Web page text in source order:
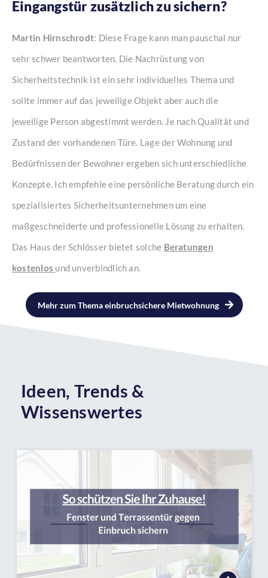
Eingangstür zusätzlich zu sichern?
Martin Hirnschrodt: Diese Frage kann man pauschal nur
sehr schwer beantworten. Die Nachrüstung von
Sicherheitstechnik ist ein sehr individuelles Thema und
sollte immer auf das jeweilige Objekt aber auch die
jeweilige Person abgestimmt werden. Je nach Qualität und
Zustand der vorhandenen Türe. Lage der Wohnung und
Bedürfnissen der Bewohner ergeben sich unterschiedliche
Konzepte. Ich empfehle eine persönliche Beratung durch ein
spezialisiertes Sicherheitsunternehmen um eine
maßgeschneiderte und professionelle Lösung zu erhalten.
Das Haus der Schlösser bietet solche Beratungen
kostenlos und unverbindlich an.
Mehr zum Thema einbruchsichere Mietwohnung
Ideen, Trends &
Wissenswertes